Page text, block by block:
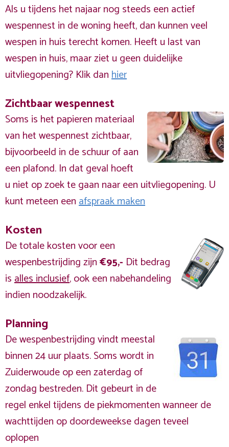
Als u tijdens het najaar nog steeds een actief
wespennest in de woning heeft, dan kunnen veel
wespen in huis terecht komen. Heeft u last van
wespen in huis, maar ziet u geen duidelijke
uitvliegopening? Klik danhier
Zichtbaar wespennest
Soms is het papieren materiaal
van het wespennest zichtbaar,
bijvoorbeeld in de schuur of aan
een plafond. In dat geval hoeft
u niet op zoek te gaan naar een uitvliegopening. U
kunt meteen eenafspraak maken
Kosten
De totale kosten voor een
wespenbestrijding zijn€95,- Dit bedrag
isalles inclusief, ook een nabehandeling
indien noodzakelijk.
Planning
De wespenbestrijding vindt meestal
binnen 24 uur plaats. Soms wordt in
Zuiderwoude op een zaterdag of
zondag bestreden. Dit gebeurt in de
regel enkel tijdens de piekmomenten wanneer de
wachttijden op doordeweekse dagen teveel
oplopen